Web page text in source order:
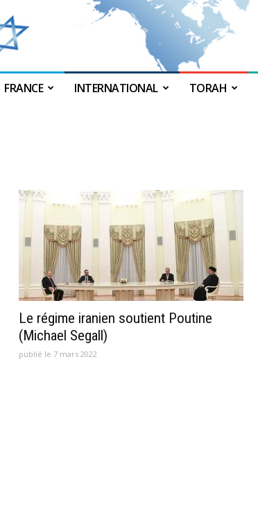
FRANCE INTERNATIONAL TORAH
Le régime iranien soutient Poutine
(Michael Segall)
publié le 7 mars 2022